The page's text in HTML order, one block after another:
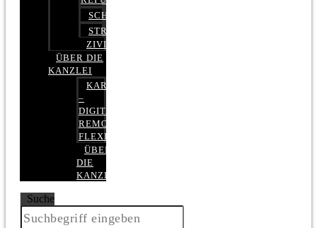
SCHUFARECHT
STRAFRECHT
ZIVILRECHT
ÜBER DIE
KANZLEI
KARRIERE
–
DIGITAL,
REMOTE,
FLEXIBEL
ÜBER
DIE
KANZLEI
Suche